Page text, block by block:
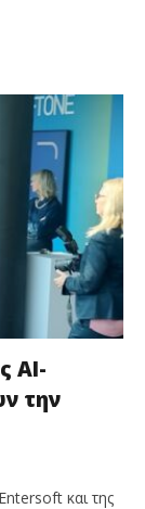
AI-
την
και της